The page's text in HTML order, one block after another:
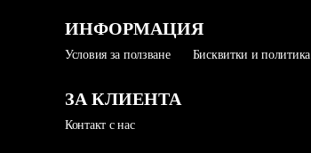
ИНФОРМАЦИЯ
Условия за ползване Бисквитки и политика
ЗА КЛИЕНТА
Контакт с нас